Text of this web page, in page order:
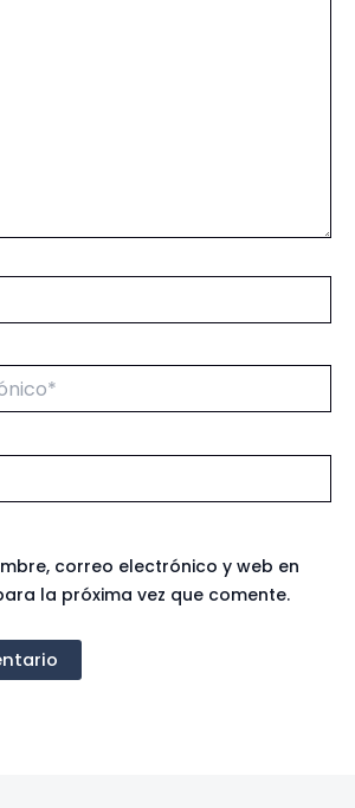
correo electrónico y web en
la próxima vez que comente.